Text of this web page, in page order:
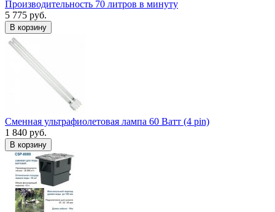
Производительность 70 литров в минуту
5 775 руб.
В корзину
Сменная ультрафиолетовая лампа 60 Ватт (4 pin)
1 840 руб.
В корзину